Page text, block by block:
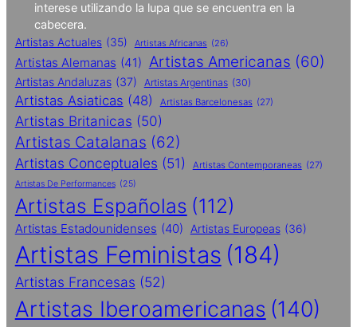
interese utilizando la lupa que se encuentra en la
cabecera.
Artistas Actuales (35) Artistas Africanas (26)
Artistas Alemanas (41) Artistas Americanas (60)
Artistas Andaluzas (37) Artistas Argentinas (30)
Artistas Asiaticas (48) Artistas Barcelonesas (27)
Artistas Britanicas (50)
Artistas Catalanas (62)
Artistas Conceptuales (51) Artistas Contemporaneas (27)
Artistas De Performances (25)
Artistas Españolas (112)
Artistas Estadounidenses (40) Artistas Europeas (36)
Artistas Feministas (184)
Artistas Francesas (52)
Artistas Iberoamericanas (140)